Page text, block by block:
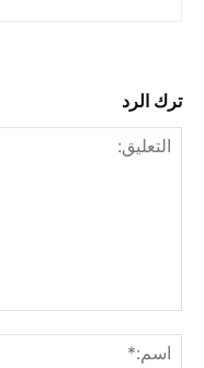
ترك الرد